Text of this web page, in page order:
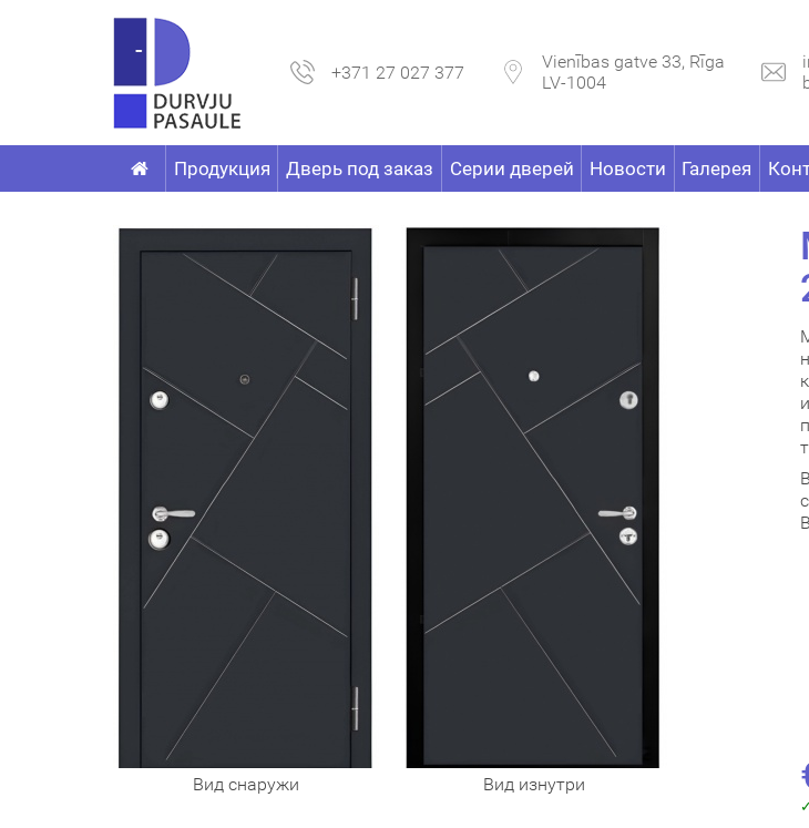
+371 27 027 377
Vienības gatve 33, Rīga
LV-1004
Продукция Дверь под заказ Серии дверей Новости Галерея
Вид снаружи Вид изнутри